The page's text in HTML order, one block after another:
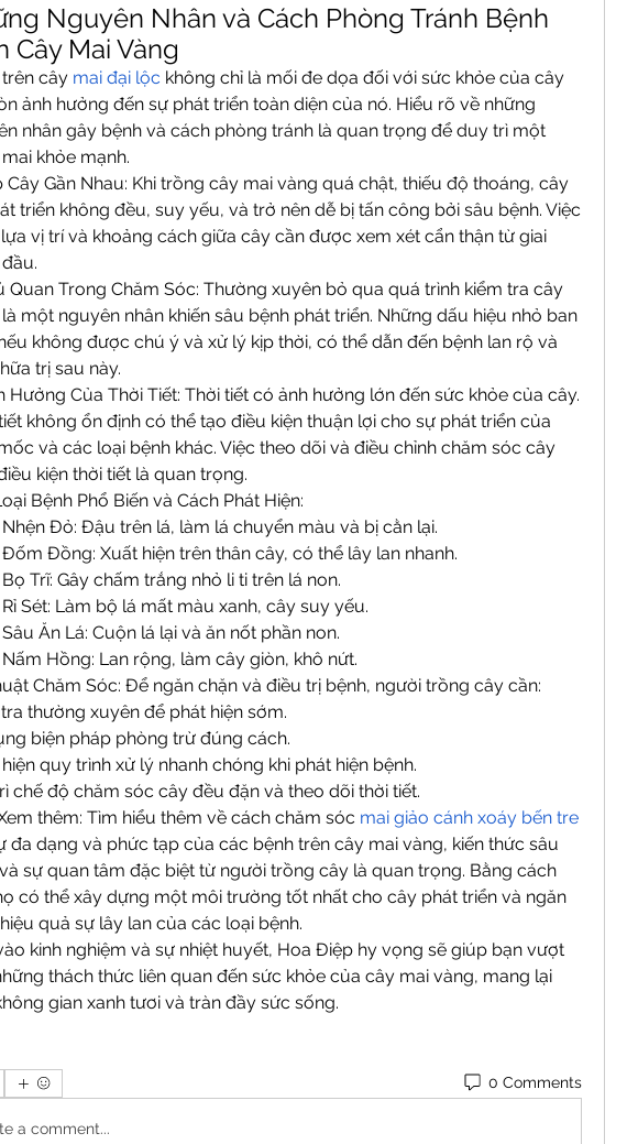
Nguyên Nhân và Cách Phòng Tránh Bệnh
Cây Mai Vàng
cây mai đại lộc không chỉ là mối đe dọa đối với sức khỏe của cây
ảnh hưởng đến sự phát triển toàn diện của nó. Hiểu rõ về những
nhân gây bệnh và cách phòng tránh là quan trọng để duy trì một
khỏe mạnh.
Cây Gần Nhau: Khi trồng cây mai vàng quá chật, thiếu độ thoáng, cây
triển không đều, suy yếu, và trở nên dễ bị tấn công bởi sâu bệnh. Việc
vị trí và khoảng cách giữa cây cần được xem xét cẩn thận từ giai
Quan Trong Chăm Sóc: Thường xuyên bỏ qua quá trình kiểm tra cây
một nguyên nhân khiến sâu bệnh phát triển. Những dấu hiệu nhỏ ban
không được chú ý và xử lý kịp thời, có thể dẫn đến bệnh lan rộ và
trị sau này.
Hưởng Của Thời Tiết: Thời tiết có ảnh hưởng lớn đến sức khỏe của cây.
không ổn định có thể tạo điều kiện thuận lợi cho sự phát triển của
và các loại bệnh khác. Việc theo dõi và điều chỉnh chăm sóc cây
kiện thời tiết là quan trọng.
Bệnh Phổ Biến và Cách Phát Hiện:
Nhện Đỏ: Đậu trên lá, làm lá chuyển màu và bị cằn lại.
Đồng: Xuất hiện trên thân cây, có thể lây lan nhanh.
Trĩ: Gây chấm trắng nhỏ li ti trên lá non.
Sét: Làm bộ lá mất màu xanh, cây suy yếu.
Ăn Lá: Cuộn lá lại và ăn nốt phần non.
Hồng: Lan rộng, làm cây giòn, khô nứt.
Chăm Sóc: Để ngăn chặn và điều trị bệnh, người trồng cây cần:
thường xuyên để phát hiện sớm.
biện pháp phòng trừ đúng cách.
quy trình xử lý nhanh chóng khi phát hiện bệnh.
chế độ chăm sóc cây đều đặn và theo dõi thời tiết.
Xem thêm: Tìm hiểu thêm về cách chăm sóc mai giảo cánh xoáy bến tre
đa dạng và phức tạp của các bệnh trên cây mai vàng, kiến thức sâu
sự quan tâm đặc biệt từ người trồng cây là quan trọng. Bằng cách
có thể xây dựng một môi trường tốt nhất cho cây phát triển và ngăn
quả sự lây lan của các loại bệnh.
kinh nghiệm và sự nhiệt huyết, Hoa Điệp hy vọng sẽ giúp bạn vượt
thách thức liên quan đến sức khỏe của cây mai vàng, mang lại
gian xanh tươi và tràn đầy sức sống.
0 Comments
a comment...